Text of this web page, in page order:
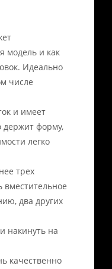
модель и как
Идеально
числе
и имеет
форму,
легко
трех
два других
накинуть на
качественно